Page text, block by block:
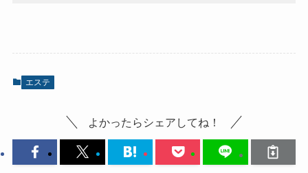
エステ
よかったらシェアしてね！